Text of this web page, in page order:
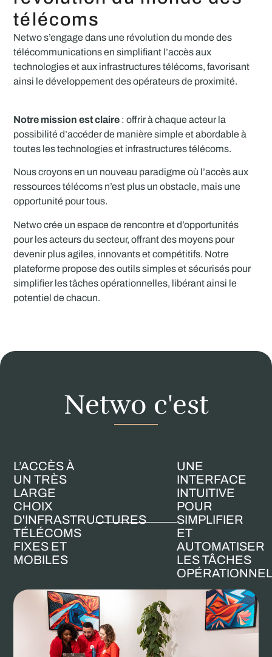
télécoms
Netwo s’engage dans une révolution du monde des
télécommunications en simplifiant l’accès aux
technologies et aux infrastructures télécoms, favorisant
ainsi le développement des opérateurs de proximité.
Notre mission est claire : offrir à chaque acteur la
possibilité d’accéder de manière simple et abordable à
toutes les technologies et infrastructures télécoms.
Nous croyons en un nouveau paradigme où l’accès aux
ressources télécoms n’est plus un obstacle, mais une
opportunité pour tous.
Netwo crée un espace de rencontre et d’opportunités
pour les acteurs du secteur, offrant des moyens pour
devenir plus agiles, innovants et compétitifs. Notre
plateforme propose des outils simples et sécurisés pour
simplifier les tâches opérationnelles, libérant ainsi le
potentiel de chacun.
Netwo c'est
L’ACCÈS À
UN TRÈS
LARGE
CHOIX
D'INFRASTRUCTURES
TÉLÉCOMS
FIXES ET
MOBILES
UNE
INTERFACE
INTUITIVE
POUR
SIMPLIFIER
ET
AUTOMATISER
LES TÂCHES